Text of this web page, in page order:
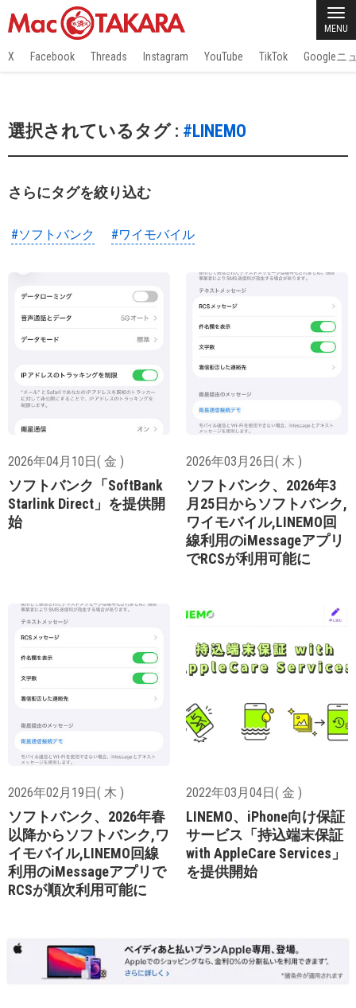
MENU
X Facebook Threads Instagram YouTube TikTok Googleニ
選択されているタグ : #LINEMO
さらにタグを絞り込む
#ソフトバンク #ワイモバイル
2026年04月10日( 金 )
ソフトバンク「SoftBank
Starlink Direct」を提供開
始
2026年03月26日( 木 )
ソフトバンク、2026年3
月25日からソフトバンク,
ワイモバイル,LINEMO回
線利用のiMessageアプリ
でRCSが利用可能に
2026年02月19日( 木 )
ソフトバンク、2026年春
以降からソフトバンク,ワ
イモバイル,LINEMO回線
利用のiMessageアプリで
RCSが順次利用可能に
2022年03月04日( 金 )
LINEMO、iPhone向け保証
サービス「持込端末保証
with AppleCare Services」
を提供開始